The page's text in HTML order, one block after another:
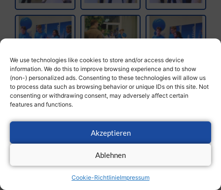
We use technologies like cookies to store and/or access device
information. We do this to improve browsing experience and to show
(non-) personalized ads. Consenting to these technologies will allow us
to process data such as browsing behavior or unique IDs on this site. Not
consenting or withdrawing consent, may adversely affect certain
features and functions.
Akzeptieren
Ablehnen
Cookie-RichtlinieImpressum